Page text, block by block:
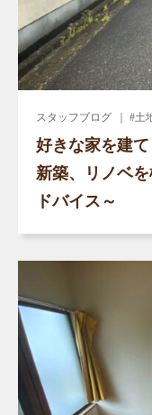
スタッフブログ ｜ #土
好きな家を建
新築、リノベ
ドバイス～